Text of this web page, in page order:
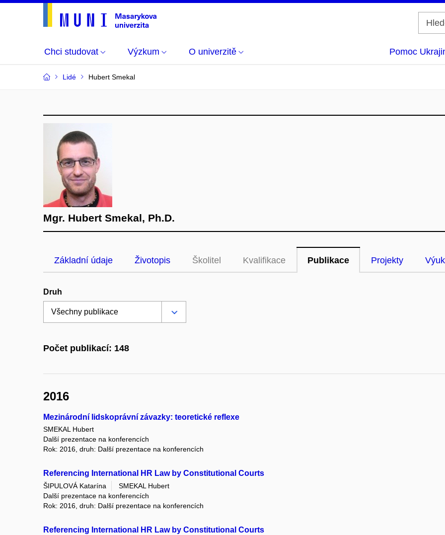
Chci studovat Výzkum O univerzitě Pomoc
Lidé Hubert Smekal
Mgr. Hubert Smekal, Ph.D.
Základní údaje Životopis Školitel Kvalifikace Publikace Projekty
Druh
Počet publikací: 148
2016
Mezinárodní lidskoprávní závazky: teoretické reflexe
SMEKAL Hubert
Další prezentace na konferencích
Rok: 2016, druh: Další prezentace na konferencích
Referencing International HR Law by Constitutional Courts
ŠIPULOVÁ Katarína
SMEKAL Hubert
Další prezentace na konferencích
Rok: 2016, druh: Další prezentace na konferencích
Referencing International HR Law by Constitutional Courts